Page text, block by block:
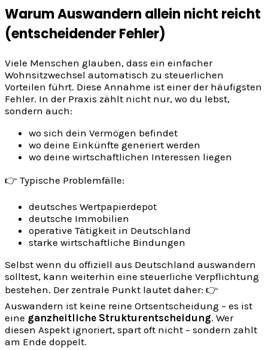
Warum Auswandern allein nicht reicht
(entscheidender Fehler)
Viele Menschen glauben, dass ein einfacher
Wohnsitzwechsel automatisch zu steuerlichen
Vorteilen führt. Diese Annahme ist einer der häufigsten
Fehler. In der Praxis zählt nicht nur, wo du lebst,
sondern auch:
wo sich dein Vermögen befindet
wo deine Einkünfte generiert werden
wo deine wirtschaftlichen Interessen liegen
👉 Typische Problemfälle:
deutsches Wertpapierdepot
deutsche Immobilien
operative Tätigkeit in Deutschland
starke wirtschaftliche Bindungen
Selbst wenn du offiziell aus Deutschland auswandern
solltest, kann weiterhin eine steuerliche Verpflichtung
bestehen. Der zentrale Punkt lautet daher: 👉
Auswandern ist keine reine Ortsentscheidung – es ist
eine ganzheitliche Strukturentscheidung. Wer
diesen Aspekt ignoriert, spart oft nicht – sondern zahlt
am Ende doppelt.